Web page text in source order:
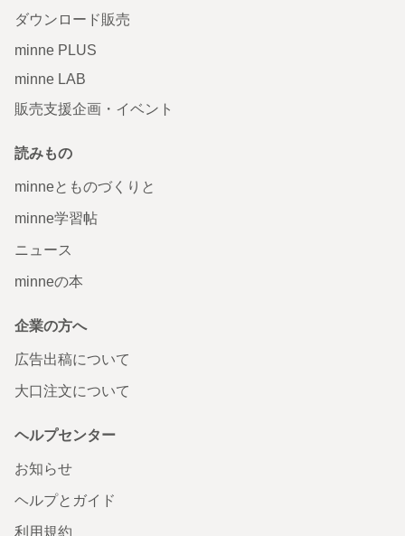
ダウンロード販売
minne PLUS
minne LAB
販売支援企画・イベント
読みもの
minneとものづくりと
minne学習帖
ニュース
minneの本
企業の方へ
広告出稿について
大口注文について
ヘルプセンター
お知らせ
ヘルプとガイド
利用規約